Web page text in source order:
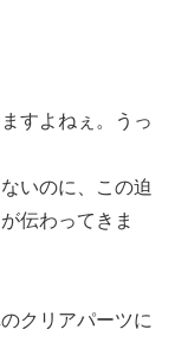
すよねぇ。うっ
いのに、この迫
伝わってきま
クリアパーツに